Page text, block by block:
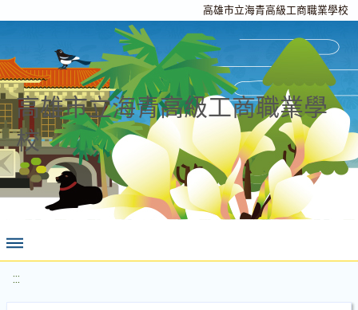
高雄市立海青高級工商職業學校
高雄市立海青高級工商職業學
校
:::